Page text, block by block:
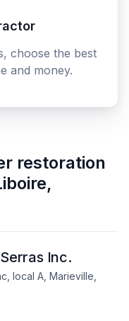
choose the best
and money.
restoration
,
Inc.
local A, Marieville,